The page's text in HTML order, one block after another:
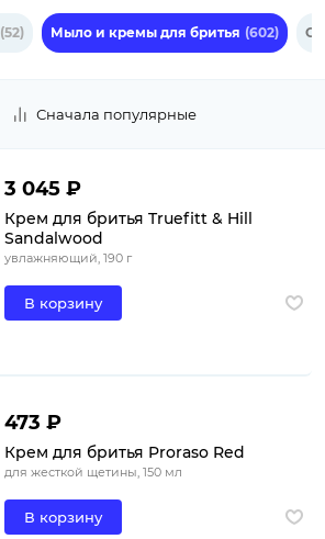
(52) Мыло и кремы для бритья (602)
Сначала популярные
3 045 ₽
Крем для бритья Truefitt & Hill
Sandalwood
увлажняющий, 190 г
В корзину
473 ₽
Крем для бритья Proraso Red
для жесткой щетины, 150 мл
В корзину